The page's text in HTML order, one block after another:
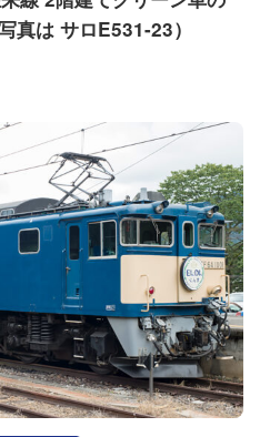
真は サロE531-23）